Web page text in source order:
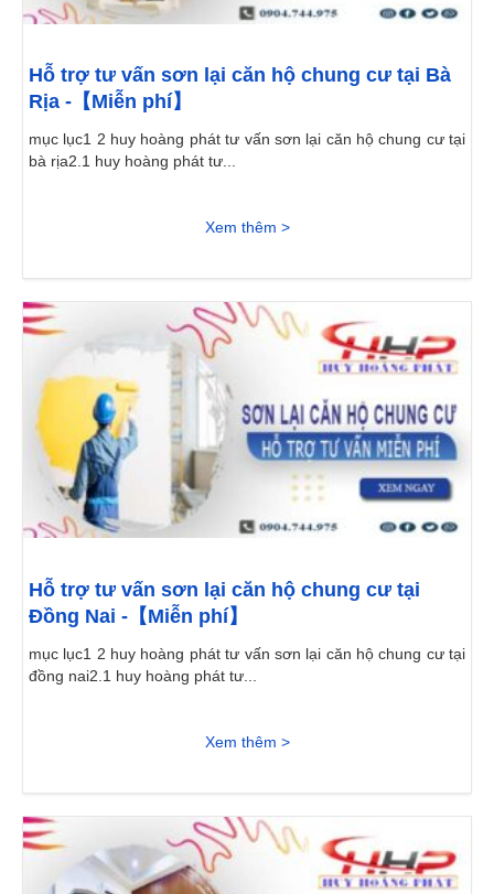
Hỗ trợ tư vấn sơn lại căn hộ chung cư tại Bà
Rịa -【Miễn phí】
mục lục1 2 huy hoàng phát tư vấn sơn lại căn hộ chung cư tại
bà rịa2.1 huy hoàng phát tư...
Xem thêm >
Hỗ trợ tư vấn sơn lại căn hộ chung cư tại
Đồng Nai -【Miễn phí】
mục lục1 2 huy hoàng phát tư vấn sơn lại căn hộ chung cư tại
đồng nai2.1 huy hoàng phát tư...
Xem thêm >